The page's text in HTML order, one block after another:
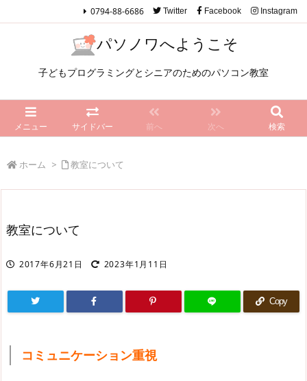
パソノワへようこそ
子どもプログラミングとシニアのためのパソコン教室
メニュー サイドバー 前へ 次へ 検索
0794-88-6686 Twitter Facebook Instagram
ホーム > 教室について
教室について
2017年6月21日 2023年1月11日
Copy
コミュニケーション重視